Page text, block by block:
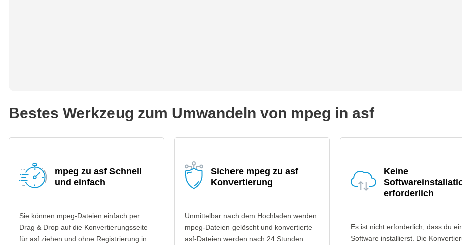
Bestes Werkzeug zum Umwandeln von mpeg in asf
mpeg zu asf Schnell
und einfach
Sie können mpeg-Dateien einfach per
Drag & Drop auf die Konvertierungsseite
für asf ziehen und ohne Registrierung in
Sichere mpeg zu asf
Konvertierung
Unmittelbar nach dem Hochladen werden
mpeg-Dateien gelöscht und konvertierte
asf-Dateien werden nach 24 Stunden
Keine
erforderlich
Es ist nicht erforderlich, dass du
Software installierst. Die